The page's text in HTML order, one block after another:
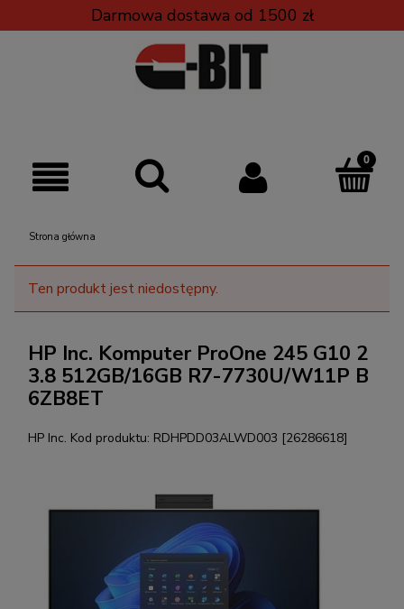
Darmowa dostawa od 1500 zł
Strona główna
Ten produkt jest niedostępny.
HP Inc. Komputer ProOne 245 G10 2
3.8 512GB/16GB R7-7730U/W11P B
6ZB8ET
HP Inc. Kod produktu: RDHPDD03ALWD003 [26286618]